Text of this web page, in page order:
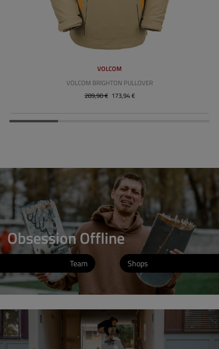
VOLCOM
VOLCOM BRIGHTON PULLOVER
289,90 € 173,94 €
Obsession Offline
Team Shops